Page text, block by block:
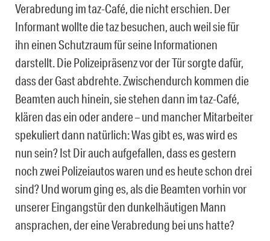
Verabredung im taz-Café, die nicht erschien. Der
Informant wollte die taz besuchen, auch weil sie für
ihn einen Schutzraum für seine Informationen
darstellt. Die Polizeipräsenz vor der Tür sorgte dafür,
dass der Gast abdrehte. Zwischendurch kommen die
Beamten auch hinein, sie stehen dann im taz-Café,
klären das ein oder andere – und mancher Mitarbeiter
spekuliert dann natürlich: Was gibt es, was wird es
nun sein? Ist Dir auch aufgefallen, dass es gestern
noch zwei Polizeiautos waren und es heute schon drei
sind? Und worum ging es, als die Beamten vorhin vor
unserer Eingangstür den dunkelhäutigen Mann
ansprachen, der eine Verabredung bei uns hatte?